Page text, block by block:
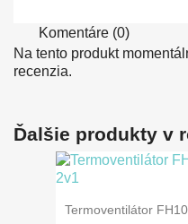
Komentáre (0)
Na tento produkt
recenzia.
Ďalšie produkty v
Termoventilátor